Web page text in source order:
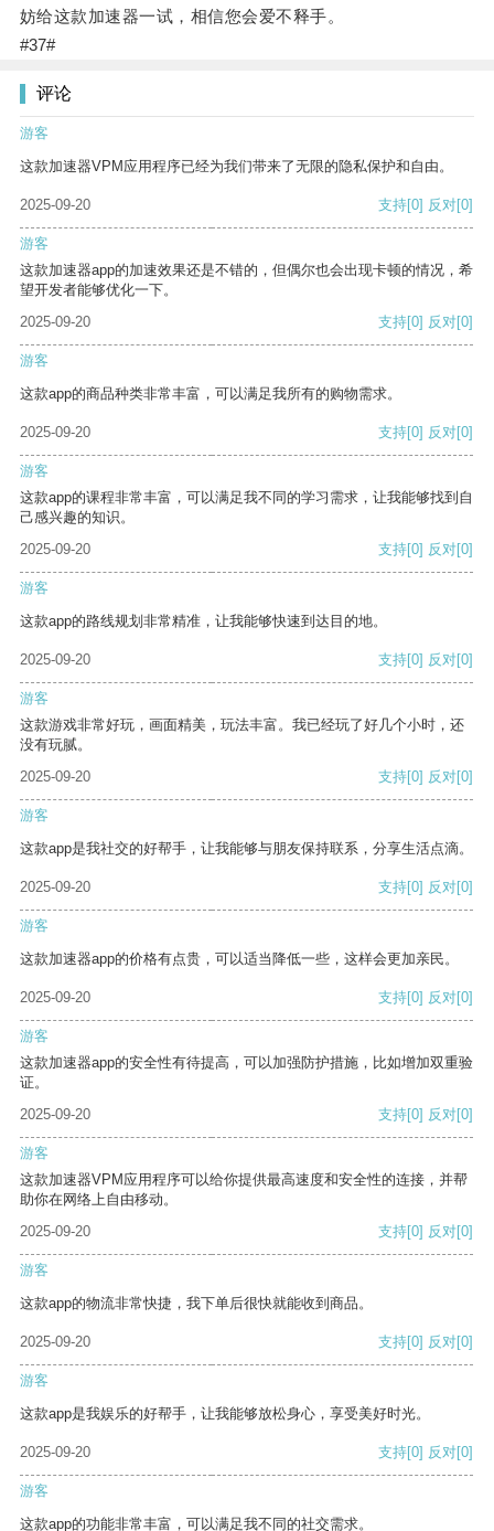
妨给这款加速器一试，相信您会爱不释手。
#37#
评论
游客
这款加速器VPM应用程序已经为我们带来了无限的隐私保护和自由。
2025-09-20 支持[0] 反对[0]
游客
这款加速器app的加速效果还是不错的，但偶尔也会出现卡顿的情况，希
望开发者能够优化一下。
2025-09-20
支持[0] 反对[0]
游客
这款app的商品种类非常丰富，可以满足我所有的购物需求。
2025-09-20 支持[0] 反对[0]
游客
这款app的课程非常丰富，可以满足我不同的学习需求，让我能够找到自
己感兴趣的知识。
2025-09-20
支持[0] 反对[0]
游客
这款app的路线规划非常精准，让我能够快速到达目的地。
2025-09-20 支持[0] 反对[0]
游客
这款游戏非常好玩，画面精美，玩法丰富。我已经玩了好几个小时，还
没有玩腻。
2025-09-20
支持[0] 反对[0]
游客
这款app是我社交的好帮手，让我能够与朋友保持联系，分享生活点滴。
2025-09-20 支持[0] 反对[0]
游客
这款加速器app的价格有点贵，可以适当降低一些，这样会更加亲民。
2025-09-20 支持[0] 反对[0]
游客
这款加速器app的安全性有待提高，可以加强防护措施，比如增加双重验
证。
2025-09-20
支持[0] 反对[0]
游客
这款加速器VPM应用程序可以给你提供最高速度和安全性的连接，并帮
助你在网络上自由移动。
2025-09-20
支持[0] 反对[0]
游客
这款app的物流非常快捷，我下单后很快就能收到商品。
2025-09-20 支持[0] 反对[0]
游客
这款app是我娱乐的好帮手，让我能够放松身心，享受美好时光。
2025-09-20 支持[0] 反对[0]
游客
这款app的功能非常丰富，可以满足我不同的社交需求。